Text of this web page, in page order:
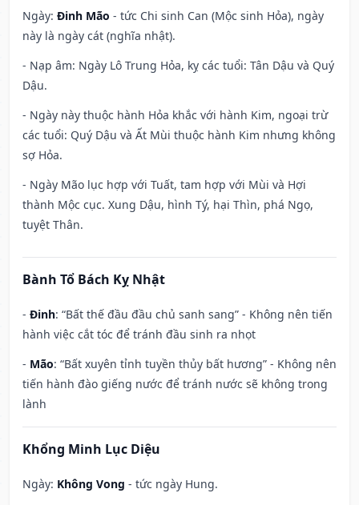
Ngày: Đinh Mão - tức Chi sinh Can (Mộc sinh Hỏa), ngày
này là ngày cát (nghĩa nhật).
- Nạp âm: Ngày Lô Trung Hỏa, kỵ các tuổi: Tân Dậu và Quý
Dậu.
- Ngày này thuộc hành Hỏa khắc với hành Kim, ngoại trừ
các tuổi: Quý Dậu và Ất Mùi thuộc hành Kim nhưng không
sợ Hỏa.
- Ngày Mão lục hợp với Tuất, tam hợp với Mùi và Hợi
thành Mộc cục. Xung Dậu, hình Tý, hại Thìn, phá Ngọ,
tuyệt Thân.
Bành Tổ Bách Kỵ Nhật
- Đinh: “Bất thế đầu đầu chủ sanh sang” - Không nên tiến
hành việc cắt tóc để tránh đầu sinh ra nhọt
- Mão: “Bất xuyên tỉnh tuyền thủy bất hương” - Không nên
tiến hành đào giếng nước để tránh nước sẽ không trong
lành
Khổng Minh Lục Diệu
Ngày: Không Vong - tức ngày Hung.